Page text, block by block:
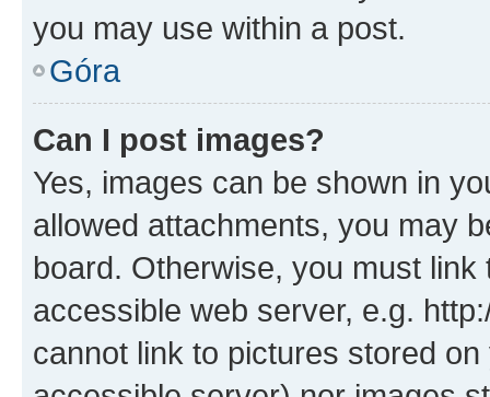
you may use within a post.
Góra
Can I post images?
Yes, images can be shown in
allowed attachments, you may
board. Otherwise, you must
accessible web server, e.g.
cannot link to pictures stored